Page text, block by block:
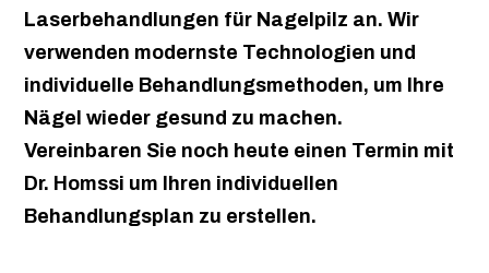
Laserbehandlungen für Nagelpilz an. Wir
verwenden modernste Technologien und
individuelle Behandlungsmethoden, um Ihre
Nägel wieder gesund zu machen.
Vereinbaren Sie noch heute einen Termin mit
Dr. Homssi um Ihren individuellen
Behandlungsplan zu erstellen.